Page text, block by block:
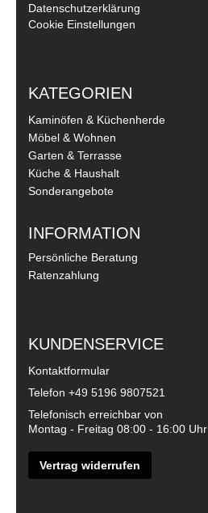
Datenschutzerklärung
Cookie Einstellungen
KATEGORIEN
Kaminöfen & Küchenherde
Möbel & Wohnen
Garten & Terrasse
Küche & Haushalt
Sonderangebote
INFORMATION
Persönliche Beratung
Ratenzahlung
KUNDENSERVICE
Kontaktformular
Telefon +49 5196 9807521
Telefonisch erreichbar von
Montag - Freitag 08:00 - 16:00 Uhr
Vertrag widerrufen